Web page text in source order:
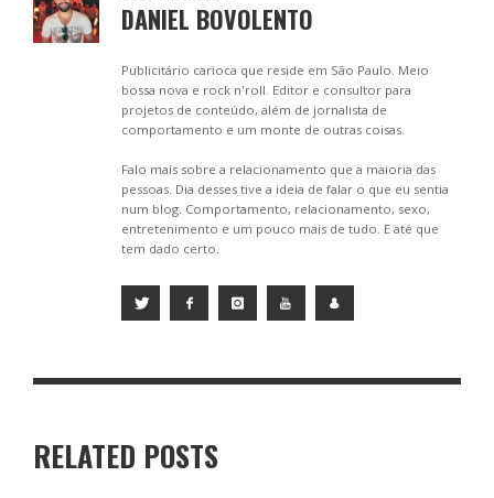
DANIEL BOVOLENTO
Publicitário carioca que reside em São Paulo. Meio
bossa nova e rock n'roll. Editor e consultor para
projetos de conteúdo, além de jornalista de
comportamento e um monte de outras coisas.
Falo mais sobre a relacionamento que a maioria das
pessoas. Dia desses tive a ideia de falar o que eu sentia
num blog. Comportamento, relacionamento, sexo,
entretenimento e um pouco mais de tudo. E até que
tem dado certo.
RELATED POSTS